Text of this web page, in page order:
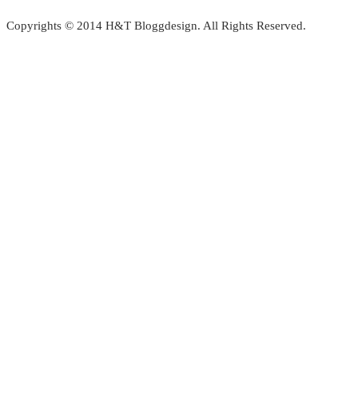
Copyrights © 2014 H&T Bloggdesign. All Rights Reserved.